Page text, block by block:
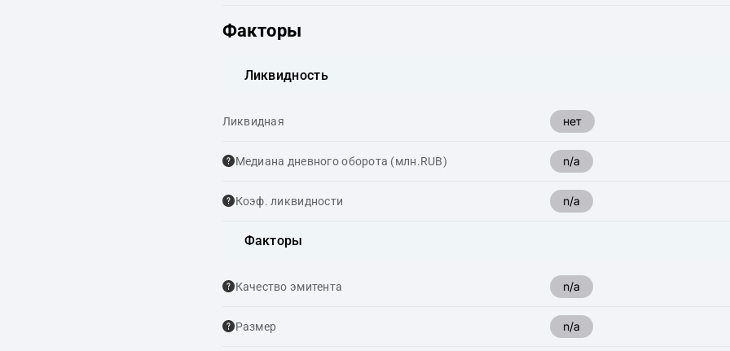
Факторы
Ликвидность
Ликвидная нет
Медиана дневного оборота (млн.RUB) n/a
Коэф. ликвидности n/a
Факторы
Качество эмитента n/a
Размер n/a